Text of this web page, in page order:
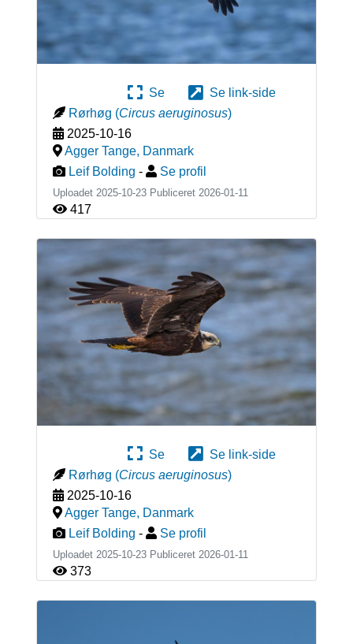
Se
Se link-side
Rørhøg (Circus aeruginosus)
2025-10-16
Agger Tange, Danmark
Leif Bolding - Se profil
Uploadet 2025-10-23 Publiceret 2026-01-11
417
Se
Se link-side
Rørhøg (Circus aeruginosus)
2025-10-16
Agger Tange, Danmark
Leif Bolding - Se profil
Uploadet 2025-10-23 Publiceret 2026-01-11
373